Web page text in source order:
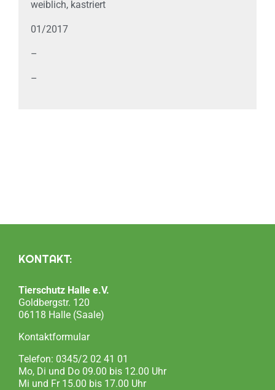
weiblich, kastriert
01/2017
–
–
KONTAKT:
Tierschutz Halle e.V.
Goldbergstr. 120
06118 Halle (Saale)
Kontaktformular
Telefon: 0345/2 02 41 01
Mo, Di und Do 09.00 bis 12.00 Uhr
Mi und Fr 15.00 bis 17.00 Uhr